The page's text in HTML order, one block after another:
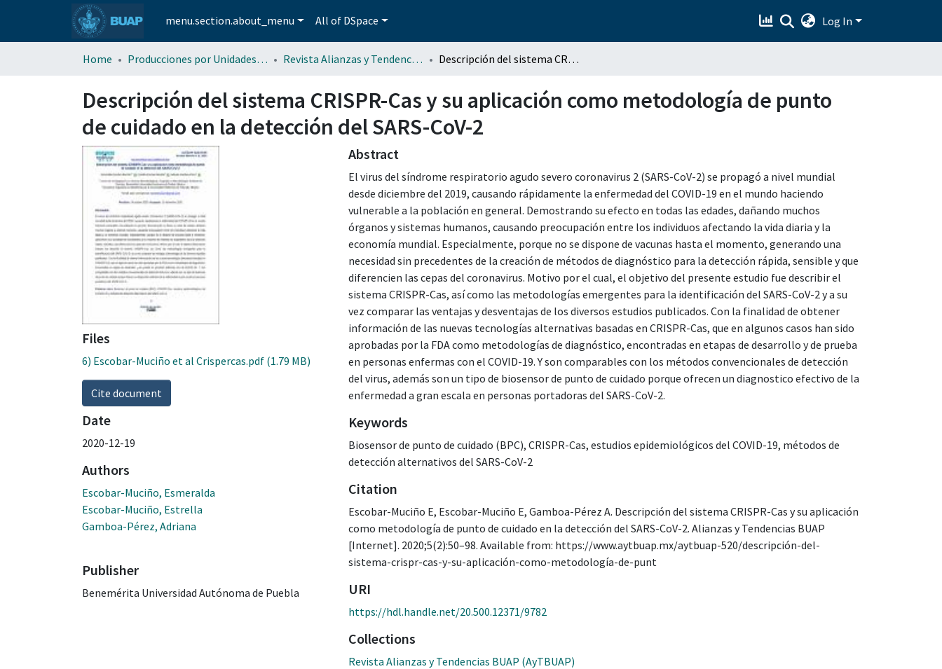
menu.section.about_menu All of DSpace Log In
Home Producciones por Unidades Académicas Revista Alianzas y Tendencias BUAP (AyTBUAP) Descripción del sistema CRISPR-Cas y su aplicación como metodología de punto de cuidado en la detección del SARS-CoV-2
Descripción del sistema CRISPR-Cas y su aplicación como metodología de punto
de cuidado en la detección del SARS-CoV-2
Files
6) Escobar-Muciño et al Crispercas.pdf (1.79 MB)
Cite document
Date
2020-12-19
Authors
Escobar-Muciño, Esmeralda
Escobar-Muciño, Estrella
Gamboa-Pérez, Adriana
Publisher
Benemérita Universidad Autónoma de Puebla
Abstract
El virus del síndrome respiratorio agudo severo coronavirus 2 (SARS-CoV-2) se propagó a nivel mundial
desde diciembre del 2019, causando rápidamente la enfermedad del COVID-19 en el mundo haciendo
vulnerable a la población en general. Demostrando su efecto en todas las edades, dañando muchos
órganos y sistemas humanos, causando preocupación entre los individuos afectando la vida diaria y la
economía mundial. Especialmente, porque no se dispone de vacunas hasta el momento, generando una
necesidad sin precedentes de la creación de métodos de diagnóstico para la detección rápida, sensible y que
diferencien las cepas del coronavirus. Motivo por el cual, el objetivo del presente estudio fue describir el
sistema CRISPR-Cas, así como las metodologías emergentes para la identificación del SARS-CoV-2 y a su
vez comparar las ventajas y desventajas de los diversos estudios publicados. Con la finalidad de obtener
información de las nuevas tecnologías alternativas basadas en CRISPR-Cas, que en algunos casos han sido
aprobadas por la FDA como metodologías de diagnóstico, encontradas en etapas de desarrollo y de prueba
en personas enfermas con el COVID-19. Y son comparables con los métodos convencionales de detección
del virus, además son un tipo de biosensor de punto de cuidado porque ofrecen un diagnostico efectivo de la
enfermedad a gran escala en personas portadoras del SARS-CoV-2.
Keywords
Biosensor de punto de cuidado (BPC), CRISPR-Cas, estudios epidemiológicos del COVID-19, métodos de
detección alternativos del SARS-CoV-2
Citation
Escobar-Muciño E, Escobar-Muciño E, Gamboa-Pérez A. Descripción del sistema CRISPR-Cas y su aplicación
como metodología de punto de cuidado en la detección del SARS-CoV-2. Alianzas y Tendencias BUAP
[Internet]. 2020;5(2):50–98. Available from: https://www.aytbuap.mx/aytbuap-520/descripción-del-
sistema-crispr-cas-y-su-aplicación-como-metodología-de-punt
URI
https://hdl.handle.net/20.500.12371/9782
Collections
Revista Alianzas y Tendencias BUAP (AyTBUAP)